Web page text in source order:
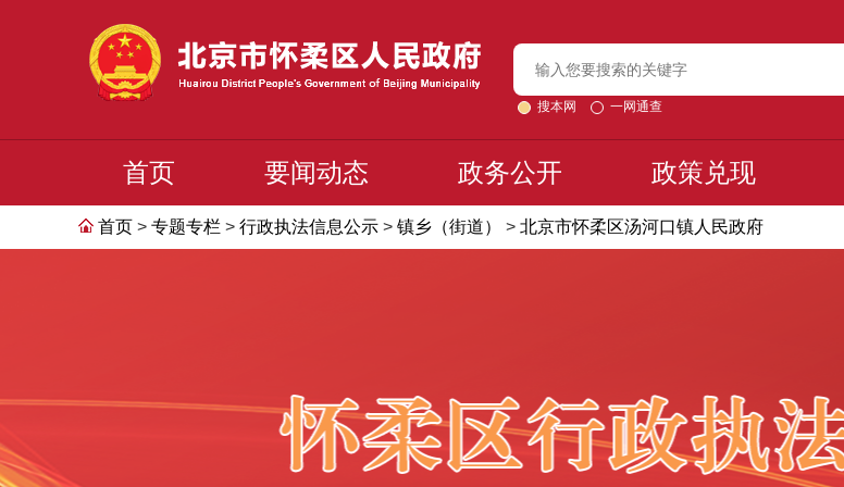
搜本网 一网通查
首页 要闻动态 政务公开 政策兑现
首页 > 专题专栏 > 行政执法信息公示 > 镇乡（街道） > 北京市怀柔区汤河口镇人民政府